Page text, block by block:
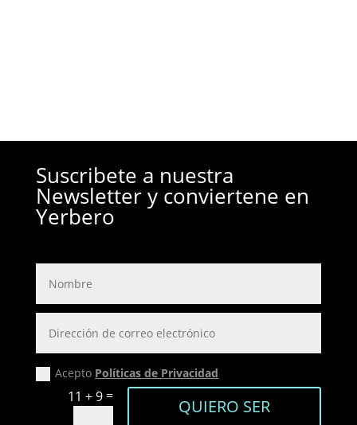
Suscribete a nuestra
Newsletter y conviertene en
Yerbero
Acepto Políticas de Privacidad
11 + 9=
QUIERO SER